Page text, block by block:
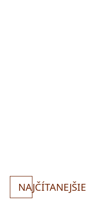
NAJČÍTANEJŠIE